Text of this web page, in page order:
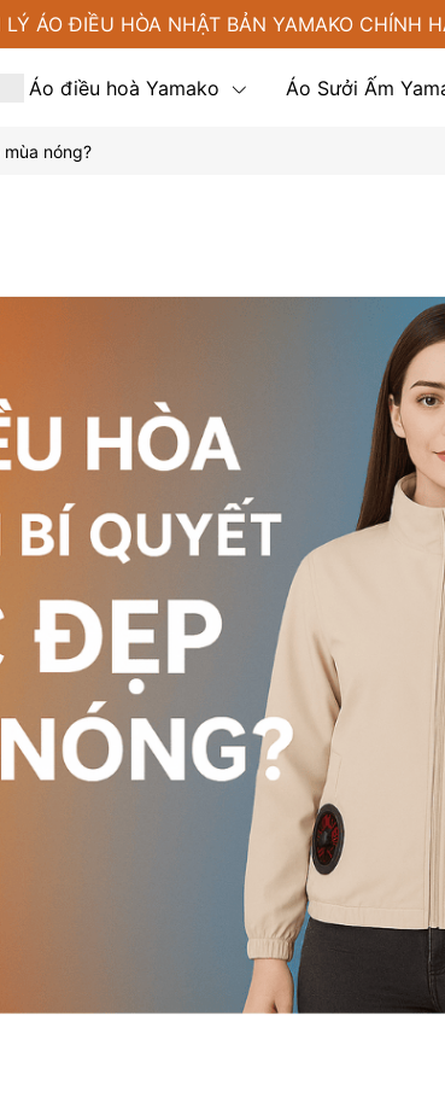
ÁO ĐIỀU HÒA NHẬT BẢN YAMAKO CHÍNH
Áo điều hoà Yamako Áo Sưởi Ấm
tức
nóng?